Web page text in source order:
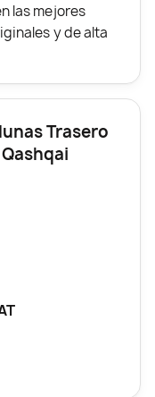
las mejores
y de alta
Trasero